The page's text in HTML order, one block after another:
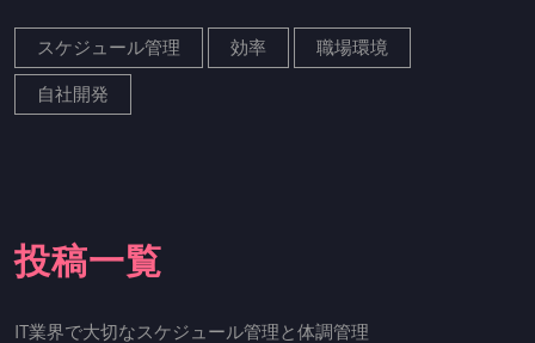
スケジュール管理 効率 職場環境
自社開発
投稿一覧
IT業界で大切なスケジュール管理と体調管理